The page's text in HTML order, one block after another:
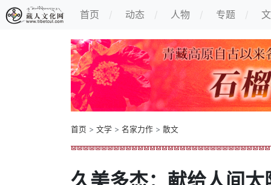
首页 动态 人物 专题
首页 > 文学 > 名家力作 > 散文
久美多杰：献给人间